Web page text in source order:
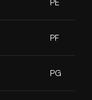
PE
PF
PG